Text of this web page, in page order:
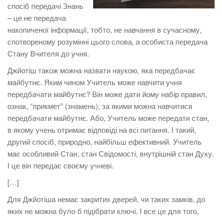
спосіб передачі Знань
– це не передача
накопиченої інформації, тобто, не навчання в сучасному,
спотвореному розумінні цього слова, а особиста передача
Стану Вчителя до учня.
Джйотіш також можна назвати наукою, яка передбачає
майбутнє. Яким чином Учитель може навчити учня
передбачати майбутнє? Він може дати йому набір правил,
ознак, “прикмет” (знамень), за якими можна навчитися
передбачати майбутнє. Або, Учитель може передати стан,
в якому учень отримає відповіді на всі питання. І такий,
другий спосіб, природно, найбільш ефективний. Учитель
має особливий Стан, стан Свідомості, внутрішній стан Духу.
І це він передає своєму учневі.
[…]
Для Джйотіша немає закритих дверей, чи таких замків, до
яких не можна було б підібрати ключі. І все це для того,